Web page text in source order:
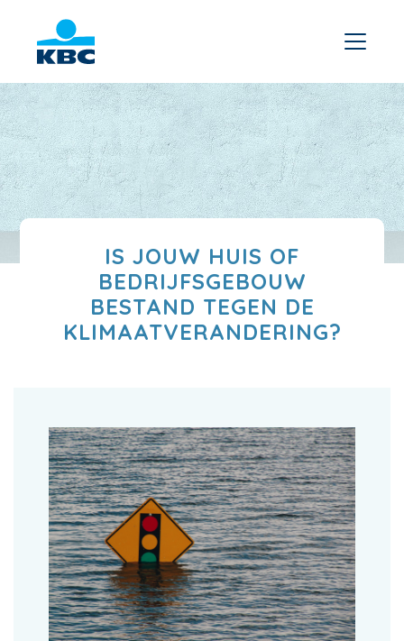
IS JOUW HUIS OF
BEDRIJFSGEBOUW
BESTAND TEGEN DE
KLIMAATVERANDERING?